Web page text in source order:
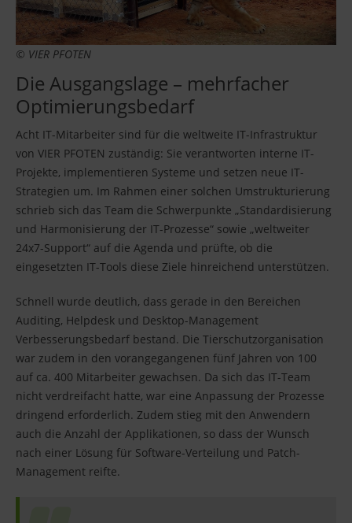
© VIER PFOTEN
Die Ausgangslage – mehrfacher
Optimierungsbedarf
Acht IT-Mitarbeiter sind für die weltweite IT-Infrastruktur
von VIER PFOTEN zuständig: Sie verantworten interne IT-
Projekte, implementieren Systeme und setzen neue IT-
Strategien um. Im Rahmen einer solchen Umstrukturierung
schrieb sich das Team die Schwerpunkte „Standardisierung
und Harmonisierung der IT-Prozesse“ sowie „weltweiter
24x7-Support“ auf die Agenda und prüfte, ob die
eingesetzten IT-Tools diese Ziele hinreichend unterstützen.
Schnell wurde deutlich, dass gerade in den Bereichen
Auditing, Helpdesk und Desktop-Management
Verbesserungsbedarf bestand. Die Tierschutzorganisation
war zudem in den vorangegangenen fünf Jahren von 100
auf ca. 400 Mitarbeiter gewachsen. Da sich das IT-Team
nicht verdreifacht hatte, war eine Anpassung der Prozesse
dringend erforderlich. Zudem stieg mit den Anwendern
auch die Anzahl der Applikationen, so dass der Wunsch
nach einer Lösung für Software-Verteilung und Patch-
Management reifte.